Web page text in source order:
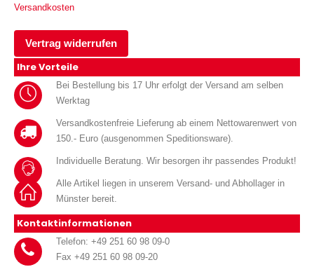
Versandkosten
Vertrag widerrufen
Ihre Vorteile
Bei Bestellung bis 17 Uhr erfolgt der Versand am selben
Werktag
Versandkostenfreie Lieferung ab einem Nettowarenwert von
150.- Euro (ausgenommen Speditionsware).
Individuelle Beratung. Wir besorgen ihr passendes Produkt!
Alle Artikel liegen in unserem Versand- und Abhollager in
Münster bereit.
Kontaktinformationen
Telefon: +49 251 60 98 09-0
Fax +49 251 60 98 09-20